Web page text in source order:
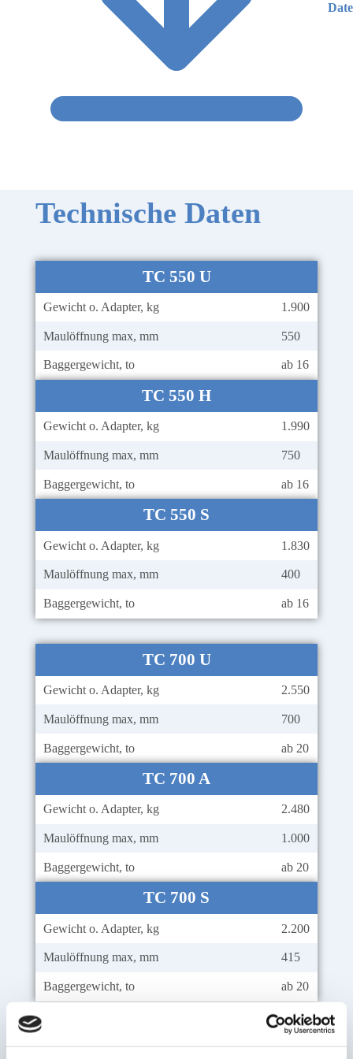
Technische Daten
TC 550 U
Gewicht o. Adapter, kg 1.900
Maulöffnung max, mm 550
Baggergewicht, to ab 16
TC 550 H
Gewicht o. Adapter, kg 1.990
Maulöffnung max, mm 750
Baggergewicht, to ab 16
TC 550 S
Gewicht o. Adapter, kg 1.830
Maulöffnung max, mm 400
Baggergewicht, to ab 16
TC 700 U
Gewicht o. Adapter, kg 2.550
Maulöffnung max, mm 700
Baggergewicht, to ab 20
TC 700 A
Gewicht o. Adapter, kg 2.480
Maulöffnung max, mm 1.000
Baggergewicht, to ab 20
TC 700 S
Gewicht o. Adapter, kg 2.200
Maulöffnung max, mm 415
Baggergewicht, to ab 20
TC 800 U